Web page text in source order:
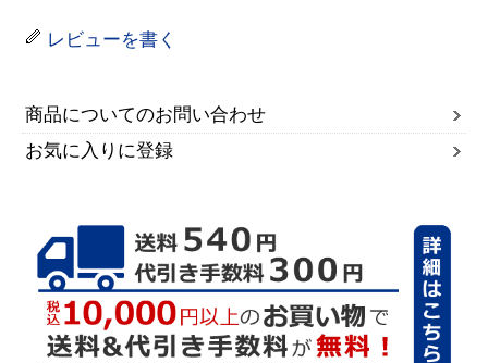
レビューを書く
商品についてのお問い合わせ
お気に入りに登録